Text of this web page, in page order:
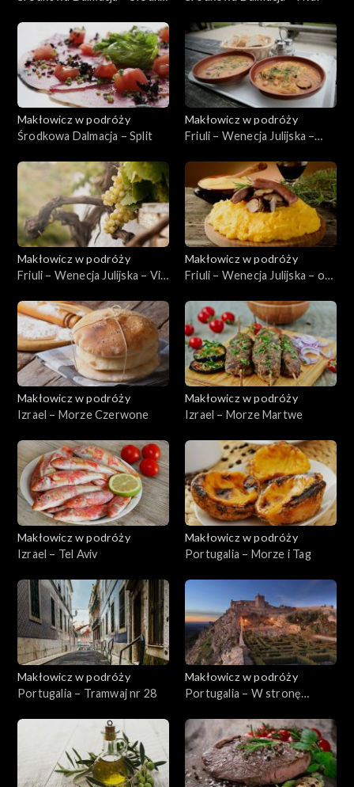
Makłowicz w podróży
Środkowa Dalmacja – Split
Makłowicz w podróży
Friuli – Wenecja Julijska –
Makłowicz w podróży
Friuli – Wenecja Julijska – Via
Makłowicz w podróży
Friuli – Wenecja Julijska – od
Makłowicz w podróży
Izrael – Morze Czerwone
Makłowicz w podróży
Izrael – Morze Martwe
Makłowicz w podróży
Izrael – Tel Aviv
Makłowicz w podróży
Portugalia – Morze i Tag
Makłowicz w podróży
Portugalia – Tramwaj nr 28
Makłowicz w podróży
Portugalia – W stronę